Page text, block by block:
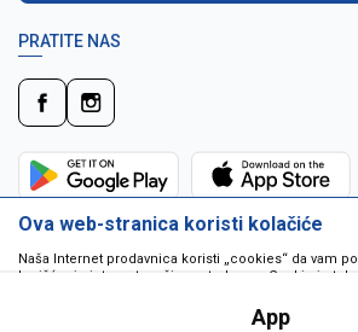
PRATITE NAS
Ova web-stranica koristi kolačiće
Naša Internet prodavnica koristi „cookies“ da vam
korišćenje interneta vašim potrebama. Cookie je
da pokrenu program ili da isporuče virus vašem
jedinstveno dodeljeni vama, i jedino mogu biti
App